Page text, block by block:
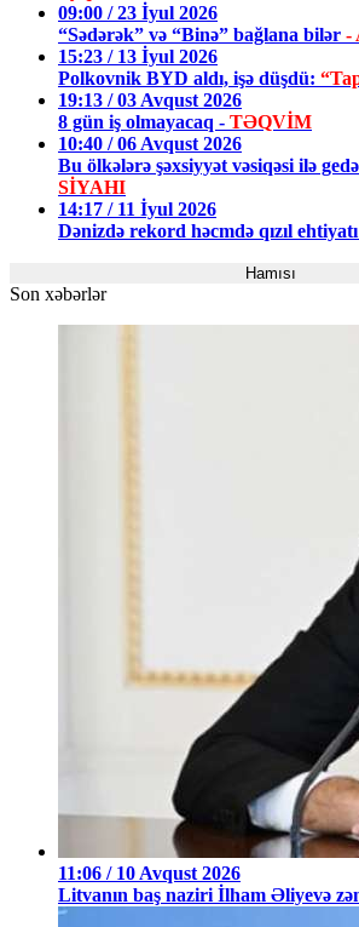
09:00 / 23 İyul 2026
“Sədərək” və “Binə” bağlana bilər -
15:23 / 13 İyul 2026
Polkovnik BYD aldı, işə düşdü:
19:13 / 03 Avqust 2026
8 gün iş olmayacaq - TƏQVİM
10:40 / 06 Avqust 2026
Bu ölkələrə şəxsiyyət vəsiqəsi ilə
SİYAHI
14:17 / 11 İyul 2026
Dənizdə rekord həcmdə qızıl
Hamısı
Son xəbərlər
11:06 / 10 Avqust 2026
Litvanın baş naziri İlham Əliyevə